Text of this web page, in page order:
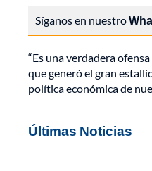
Síganos en nuestro
“Es una verdadera
que generó el gran
política económica de
Últimas Noticias